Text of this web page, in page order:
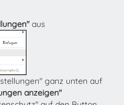
aus
ganz unten auf
anzeigen"